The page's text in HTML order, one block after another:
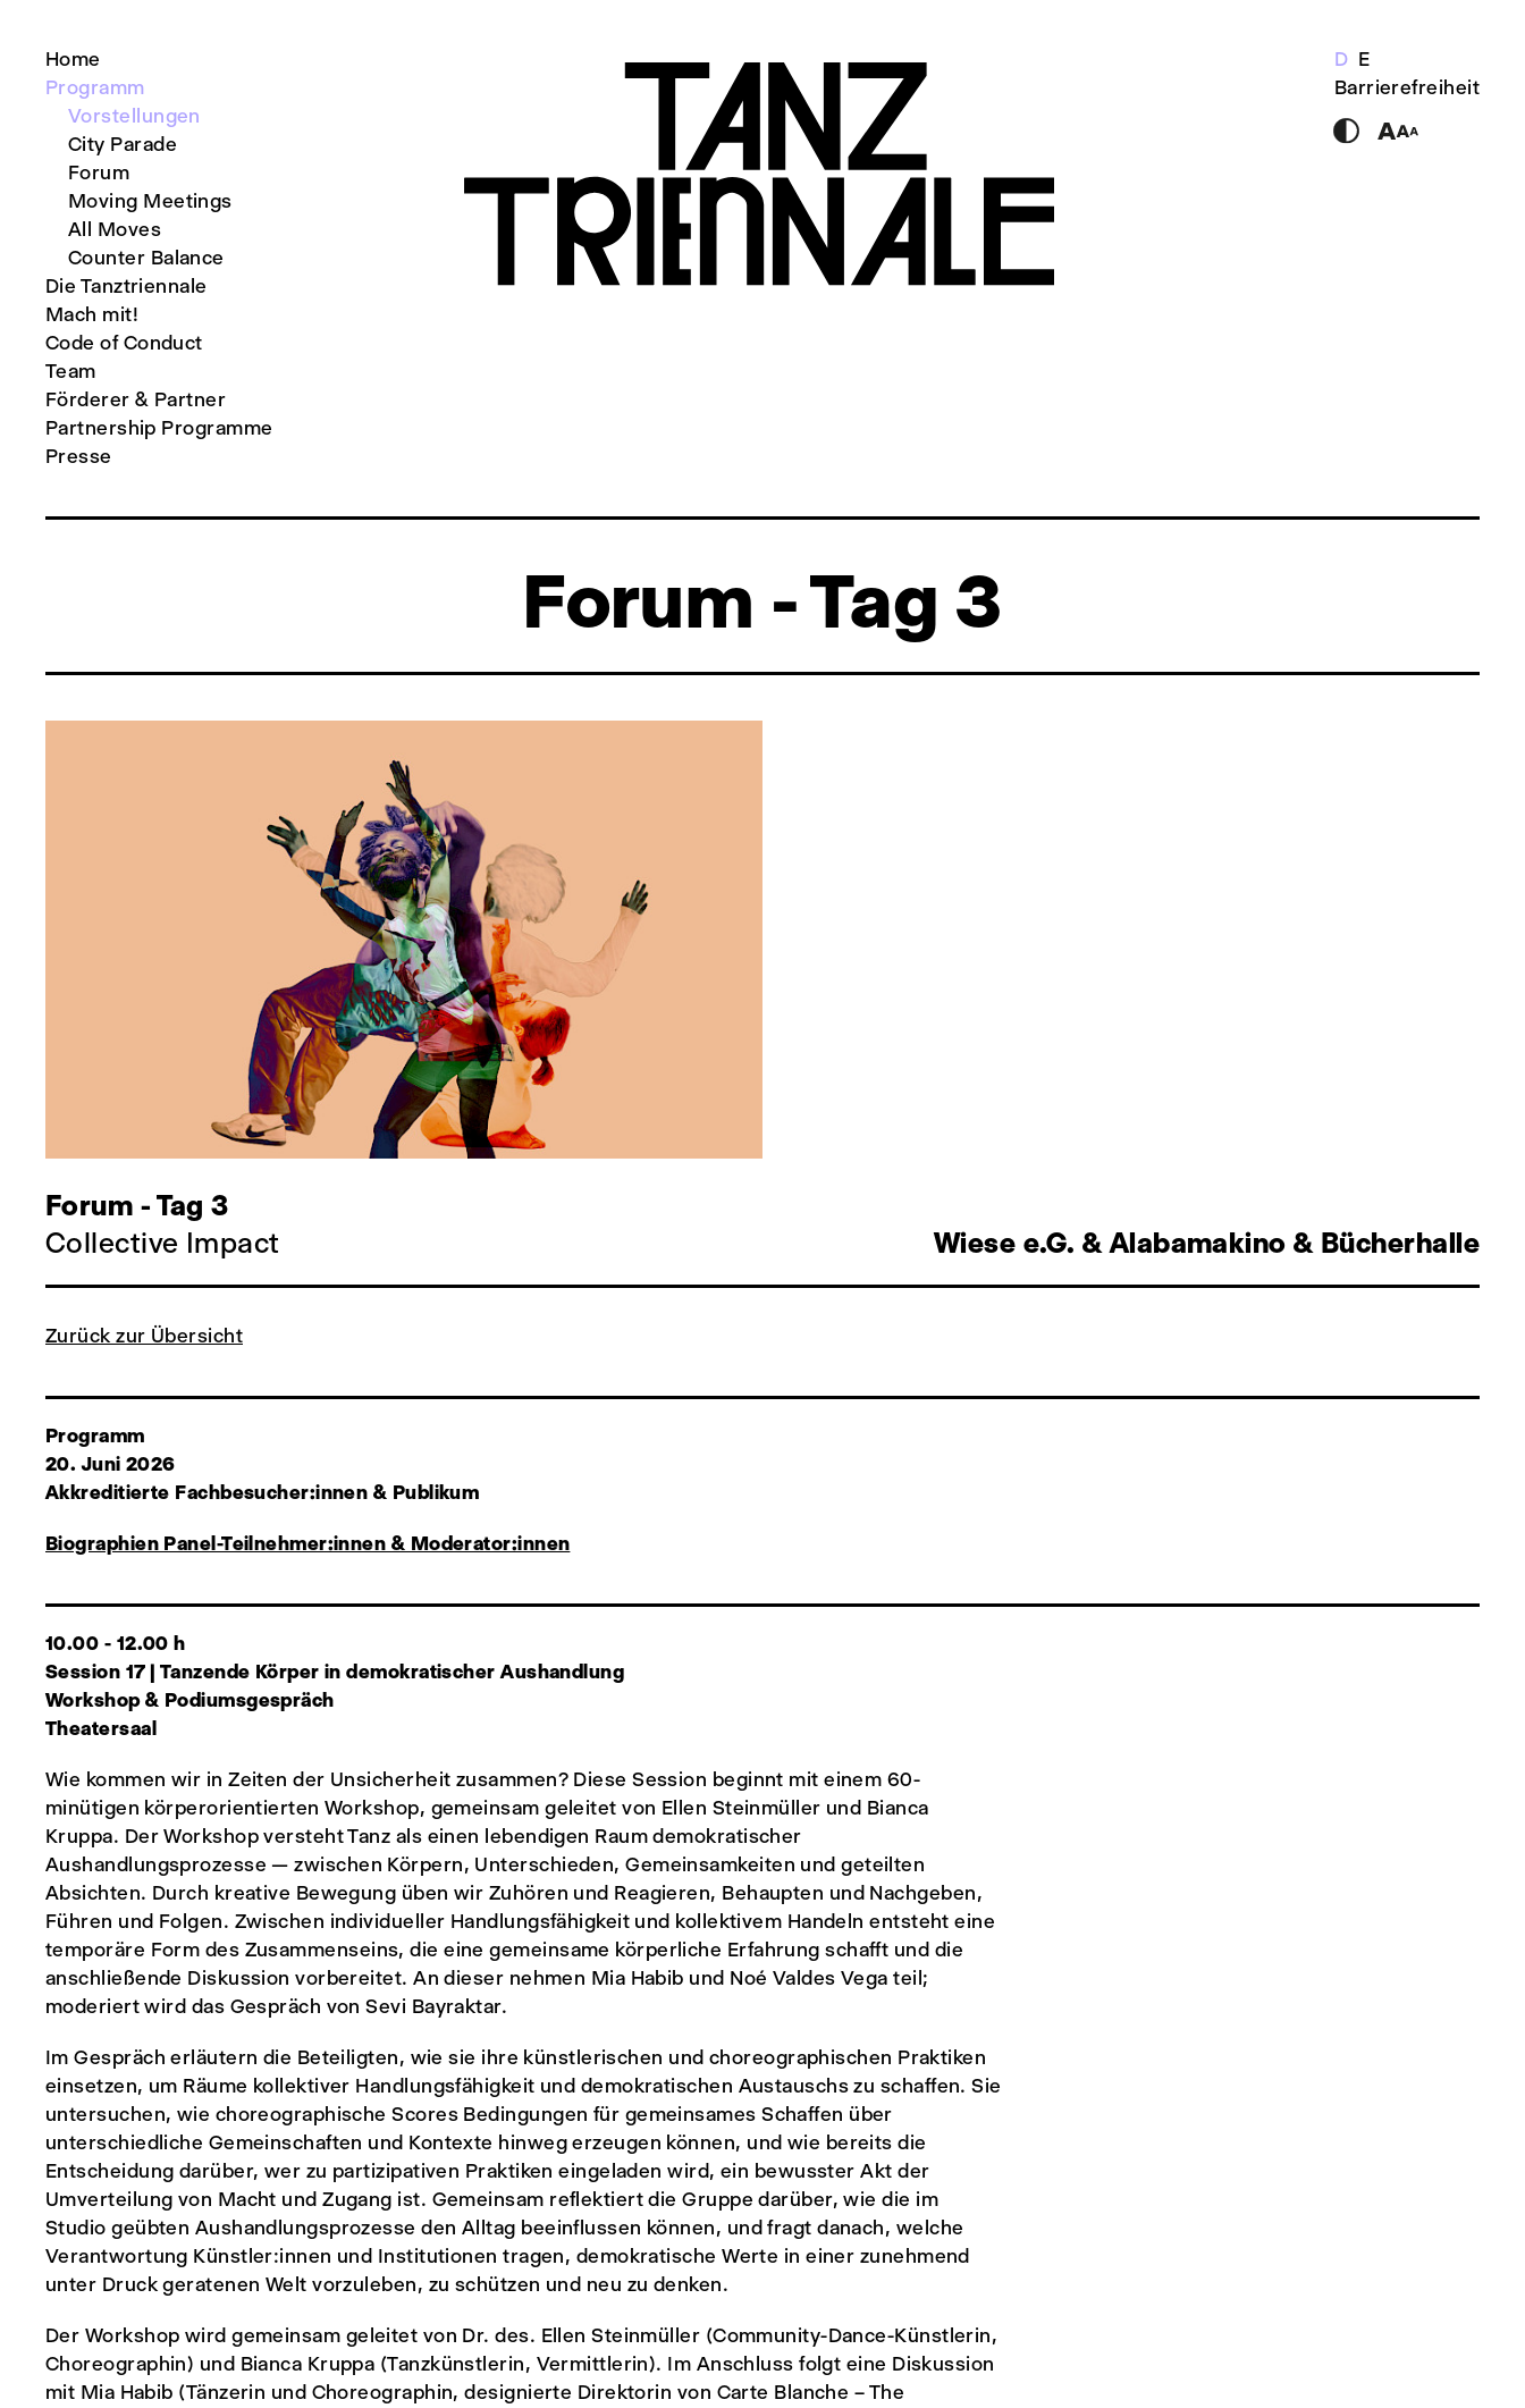
Home
Programm
Vorstellungen
City Parade
Forum
Moving Meetings
All Moves
Counter Balance
Die Tanztriennale
Mach mit!
Code of Conduct
Team
Förderer & Partner
Partnership Programme
Presse
D E
Barrierefreiheit
Forum - Tag 3
Forum - Tag 3
Collective Impact
Wiese e.G. & Alabamakino & Bücherhalle
Zurück zur Übersicht
Programm
20. Juni 2026
Akkreditierte Fachbesucher:innen & Publikum
Biographien Panel-Teilnehmer:innen & Moderator:innen
10.00 - 12.00 h
Session 17 | Tanzende Körper in demokratischer Aushandlung
Workshop & Podiumsgespräch
Theatersaal
Wie kommen wir in Zeiten der Unsicherheit zusammen? Diese Session beginnt mit einem 60-
minütigen körperorientierten Workshop, gemeinsam geleitet von Ellen Steinmüller und Bianca
Kruppa. Der Workshop versteht Tanz als einen lebendigen Raum demokratischer
Aushandlungsprozesse — zwischen Körpern, Unterschieden, Gemeinsamkeiten und geteilten
Absichten. Durch kreative Bewegung üben wir Zuhören und Reagieren, Behaupten und Nachgeben,
Führen und Folgen. Zwischen individueller Handlungsfähigkeit und kollektivem Handeln entsteht eine
temporäre Form des Zusammenseins, die eine gemeinsame körperliche Erfahrung schafft und die
anschließende Diskussion vorbereitet. An dieser nehmen Mia Habib und Noé Valdes Vega teil;
moderiert wird das Gespräch von Sevi Bayraktar.
Im Gespräch erläutern die Beteiligten, wie sie ihre künstlerischen und choreographischen Praktiken
einsetzen, um Räume kollektiver Handlungsfähigkeit und demokratischen Austauschs zu schaffen. Sie
untersuchen, wie choreographische Scores Bedingungen für gemeinsames Schaffen über
unterschiedliche Gemeinschaften und Kontexte hinweg erzeugen können, und wie bereits die
Entscheidung darüber, wer zu partizipativen Praktiken eingeladen wird, ein bewusster Akt der
Umverteilung von Macht und Zugang ist. Gemeinsam reflektiert die Gruppe darüber, wie die im
Studio geübten Aushandlungsprozesse den Alltag beeinflussen können, und fragt danach, welche
Verantwortung Künstler:innen und Institutionen tragen, demokratische Werte in einer zunehmend
unter Druck geratenen Welt vorzuleben, zu schützen und neu zu denken.
Der Workshop wird gemeinsam geleitet von Dr. des. Ellen Steinmüller (Community-Dance-Künstlerin,
Choreographin) und Bianca Kruppa (Tanzkünstlerin, Vermittlerin). Im Anschluss folgt eine Diskussion
mit Mia Habib (Tänzerin und Choreographin, designierte Direktorin von Carte Blanche – The